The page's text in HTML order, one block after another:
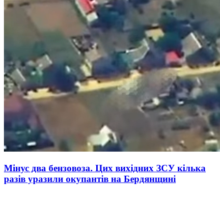
Мінус два бензовоза. Цих вихідних ЗСУ кілька
разів уразили окупантів на Бердянщині